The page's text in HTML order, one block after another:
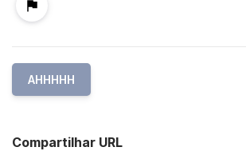
AHHHHH
Compartilhar URL